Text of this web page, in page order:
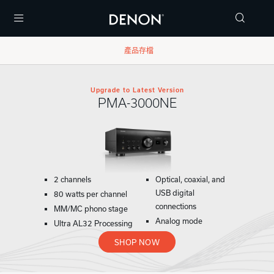
產品存檔
Upgrade to Latest Version
PMA-3000NE
2 channels
80 watts per channel
MM/MC phono stage
Ultra AL32 Processing
Optical, coaxial, and
USB digital
connections
Analog mode
SHOP NOW